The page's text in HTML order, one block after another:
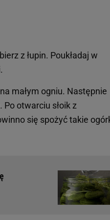
z łupin. Poukładaj w
małym ogniu. Następnie
otwarciu słoik z
się spożyć takie